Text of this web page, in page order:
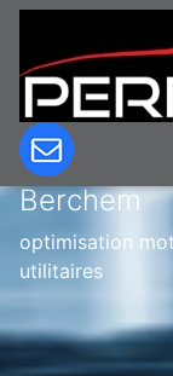
moteur à
Berchem
optimisation
utilitaires